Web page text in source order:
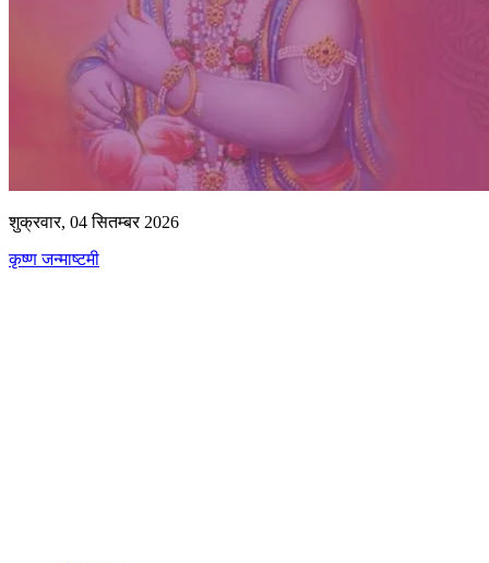
शुक्रवार, 04 सितम्बर 2026
कृष्ण जन्माष्टमी